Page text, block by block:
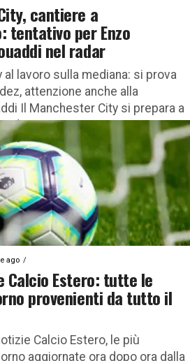
cantiere a
tentativo per Enzo
nel radar
lavoro sulla mediana: si prova
attenzione anche alla
Il Manchester City si prepara a
ago
Calcio Estero: tutte le
provenienti da tutto il
Calcio Estero, le più
aggiornate ora dopo ora dalla